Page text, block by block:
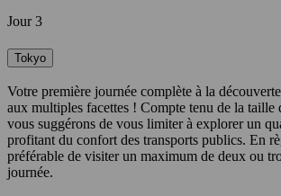
Jour 3
Tokyo
Votre première journée complète à la
aux multiples facettes ! Compte tenu de la taille
vous suggérons de vous limiter à explorer un
profitant du confort des transports publics. En
préférable de visiter un maximum de deux ou
journée.